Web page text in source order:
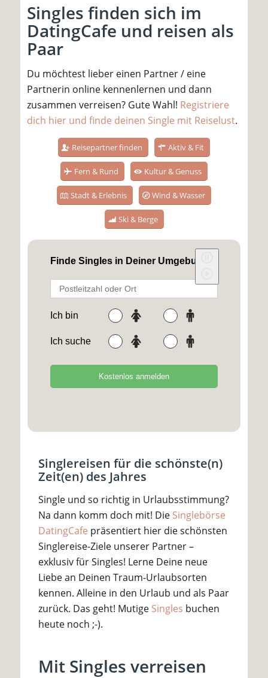
Singles finden sich im
DatingCafe und reisen als
Paar
Du möchtest lieber einen Partner / eine
Partnerin online kennenlernen und dann
zusammen verreisen? Gute Wahl! Registriere
dich hier und finde deinen Single mit Reiselust.
Reisepartner finden Aktiv & Fit
Fern & Rund Kultur & Genuss
Stadt & Erlebnis Wind & Wasser
Ski & Berge
Singlereisen für die schönste(n)
Zeit(en) des Jahres
Single und so richtig in Urlaubsstimmung?
Na dann komm doch mit! Die Singlebörse
DatingCafe präsentiert hier die schönsten
Singlereise-Ziele unserer Partner –
exklusiv für Singles! Lerne Deine neue
Liebe an Deinen Traum-Urlaubsorten
kennen. Alleine in den Urlaub und als Paar
zurück. Das geht! Mutige Singles buchen
heute noch ;-).
Mit Singles verreisen